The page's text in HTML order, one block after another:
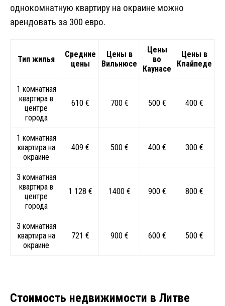
однокомнатную квартиру на окраине можно
арендовать за 300 евро.
Тип жилья
Средние
цены
Цены в
Вильнюсе
Цены
во
Каунасе
Цены в
Клайпеде
1 комнатная
квартира в
центре
города
610 € 700 € 500 € 400 €
1 комнатная
квартира на
окраине
409 € 500 € 400 € 300 €
3 комнатная
квартира в
центре
города
1 128 € 1400 € 900 € 800 €
3 комнатная
квартира на
окраине
721 € 900 € 600 € 500 €
Стоимость недвижимости в Литве